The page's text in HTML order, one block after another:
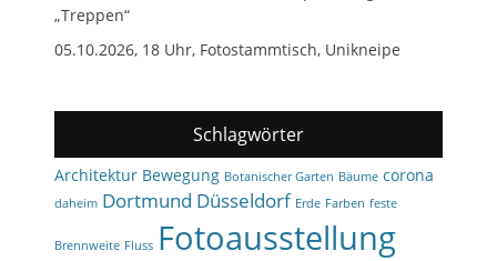
„Treppen“
05.10.2026, 18 Uhr, Fotostammtisch, Unikneipe
Schlagwörter
Architektur Bewegung Botanischer Garten Bäume corona
daheim Dortmund Düsseldorf Erde Farben feste
Brennweite Fluss Fotoausstellung